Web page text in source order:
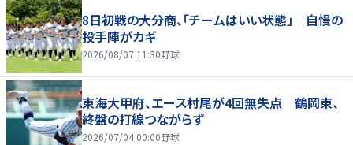
8日初戦の大分商、「チームはいい状態」 自慢の
投手陣がカギ
2026/08/07 11:30野球
東海大甲府、エース村尾が4回無失点 鶴岡東、
終盤の打線つながらず
2026/07/04 00:00野球